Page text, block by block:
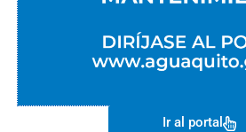
Ir al portal